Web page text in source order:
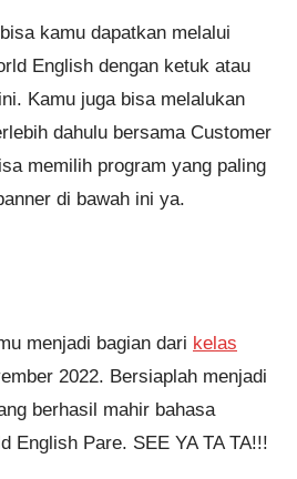
kamu dapatkan melalui
English dengan ketuk atau
Kamu juga bisa melalukan
dahulu bersama Customer
memilih program yang paling
di bawah ini ya.
menjadi bagian dari kelas
2022. Bersiaplah menjadi
berhasil mahir bahasa
English Pare. SEE YA TA TA!!!